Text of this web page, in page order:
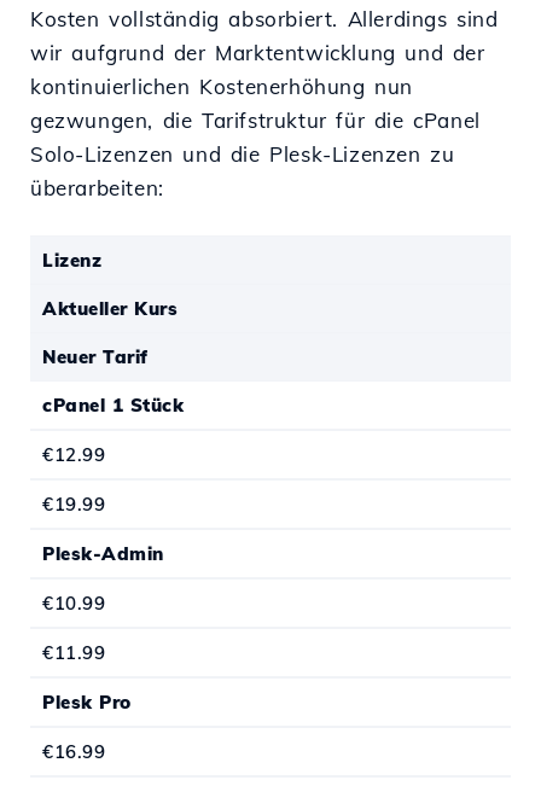
Kosten vollständig absorbiert. Allerdings sind
wir aufgrund der Marktentwicklung und der
kontinuierlichen Kostenerhöhung nun
gezwungen, die Tarifstruktur für die cPanel
Solo-Lizenzen und die Plesk-Lizenzen zu
überarbeiten:
Lizenz
Aktueller Kurs
Neuer Tarif
cPanel 1 Stück
€12.99
€19.99
Plesk-Admin
€10.99
€11.99
Plesk Pro
€16.99